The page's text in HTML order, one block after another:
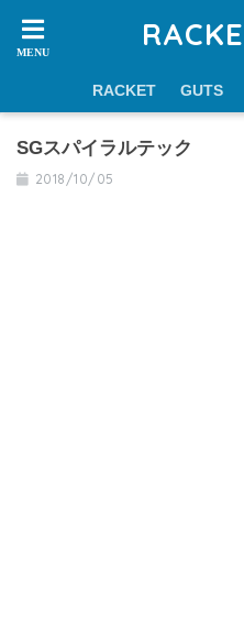
RACKET GUTS
SGスパイラルテック
2018/10/05